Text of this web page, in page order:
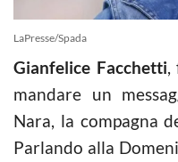
LaPresse/Spada
Gianfelice Facchetti,
mandare un
Nara, la compagna
Parlando alla